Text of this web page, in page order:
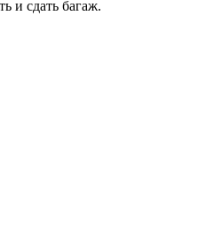
и сдать багаж.